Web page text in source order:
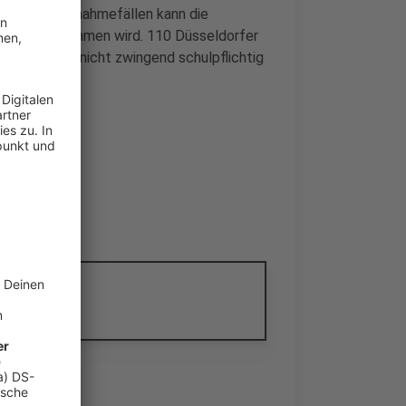
In Ausnahmefällen kann die
angenommen wird. 110 Düsseldorfer
sie noch nicht zwingend schulpflichtig
2025